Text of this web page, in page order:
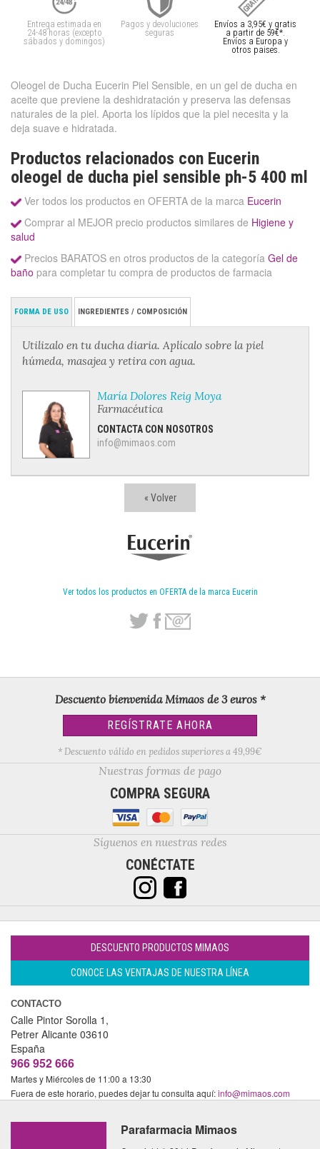
« Volver
Ver todos los productos en OFERTA de la marca Eucerin
Entrega estimada en
24-48 horas (excepto
sábados y domingos)
Pagos y devoluciones
seguras
Envíos a 3,95€ y gratis
a partir de 59€*.
Envíos a Europa y
otros paises.
Oleogel de Ducha Eucerin Piel Sensible, en un gel de ducha en
aceite que previene la deshidratación y preserva las defensas
naturales de la piel. Aporta los lípidos que la piel necesita y la
deja suave e hidratada.
Productos relacionados con Eucerin
oleogel de ducha piel sensible ph-5 400 ml
Ver todos los productos en OFERTA de la marca Eucerin
Comprar al MEJOR precio productos similares de Higiene y
salud
Precios BARATOS en otros productos de la categoría Gel de
baño para completar tu compra de productos de farmacia
FORMA DE USO INGREDIENTES / COMPOSICIÓN
Utilizalo en tu ducha diaria. Aplícalo sobre la piel
húmeda, masajea y retira con agua.
María Dolores Reig Moya
Farmacéutica
CONTACTA CON NOSOTROS
info@mimaos.com
Descuento bienvenida Mimaos de 3 euros *
REGÍSTRATE AHORA
* Descuento válido en pedidos superiores a 49,99€
Nuestras formas de pago
COMPRA SEGURA
Síguenos en nuestras redes
CONÉCTATE
DESCUENTO PRODUCTOS MIMAOS
CONOCE LAS VENTAJAS DE NUESTRA LÍNEA
CONTACTO
Calle Pintor Sorolla 1,
Petrer Alicante 03610
España
966 952 666
Martes y Miércoles de 11:00 a 13:30
Fuera de este horario, puedes dejar tu consulta aquí:info@mimaos.com
Parafarmacia Mimaos